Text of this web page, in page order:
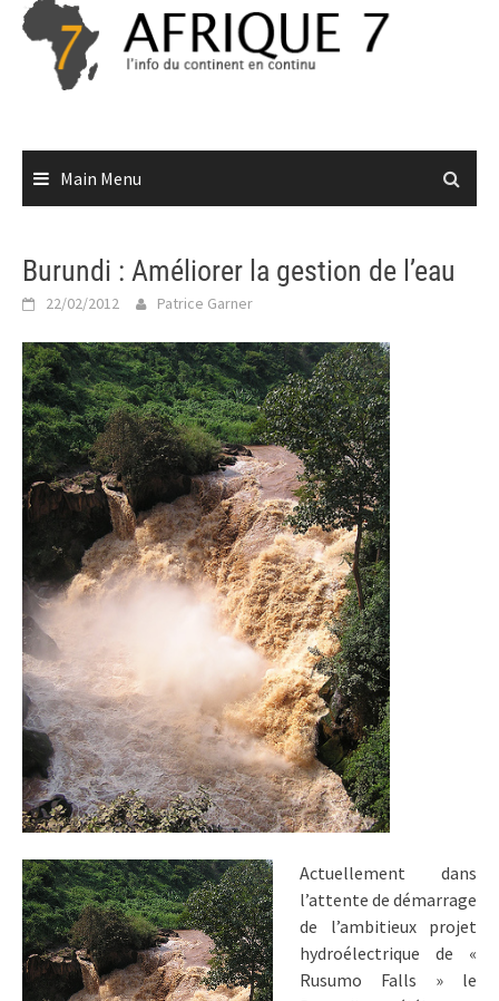
Skip
content
Main Menu
Burundi : Améliorer la gestion de l’eau
22/02/2012 Patrice Garner
Actuellement dans
l’attente de démarrage
de l’ambitieux projet
hydroélectrique de «
Rusumo Falls » le